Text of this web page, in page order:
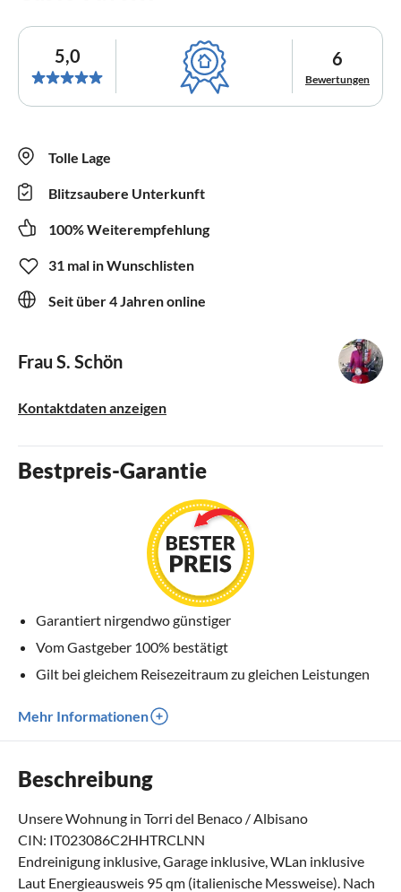
5,0 6
Bewertungen
Tolle Lage
Blitzsaubere Unterkunft
100% Weiterempfehlung
31 mal in Wunschlisten
Seit über 4 Jahren online
Frau S. Schön
Kontaktdaten anzeigen
Bestpreis-Garantie
Garantiert nirgendwo günstiger
Vom Gastgeber 100% bestätigt
Gilt bei gleichem Reisezeitraum zu gleichen Leistungen
Mehr Informationen
Beschreibung
Unsere Wohnung in Torri del Benaco / Albisano
CIN: IT023086C2HHTRCLNN
Endreinigung inklusive, Garage inklusive, WLan inklusive
Laut Energieausweis 95 qm (italienische Messweise). Nach